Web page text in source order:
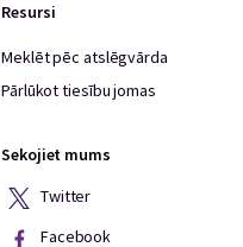
Resursi
Meklēt pēc atslēgvārda
Pārlūkot tiesību jomas
Sekojiet mums
Twitter
Facebook